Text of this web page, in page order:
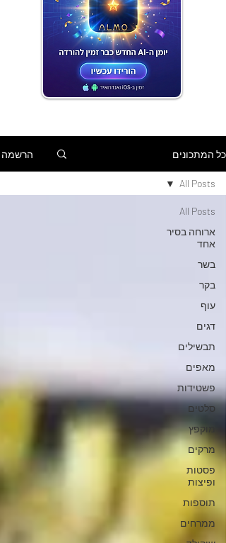
כל המתכונים הרשמה
All Posts
ארוחה בסיר
אחד
בשר
בקר
עוף
דגים
תבשילים
מאפים
פשטידות
סלטים
מוקפץ
מרקים
פסטות
ופיצות
תוספות
ממרחים
All Posts